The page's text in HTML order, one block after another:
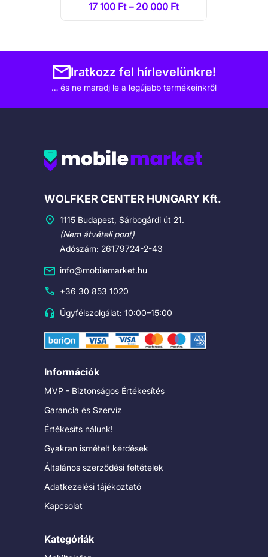
17 100 Ft – 20 000 Ft
Iratkozz fel hírlevelünkre!
… és ne maradj le a legújabb termékeinkről
Cégadatok
WOLFKER CENTER HUNGARY Kft.
1115 Budapest, Sárbogárdi út 21.
(Nem átvételi pont)
Adószám: 26179724-2-43
info@mobilemarket.hu
+36 30 853 1020
Ügyfélszolgálat: 10:00–15:00
Információk
MVP - Biztonságos Értékesítés
Garancia és Szervíz
Értékesíts nálunk!
Gyakran ismételt kérdések
Általános szerződési feltételek
Adatkezelési tájékoztató
Kapcsolat
Kategóriák